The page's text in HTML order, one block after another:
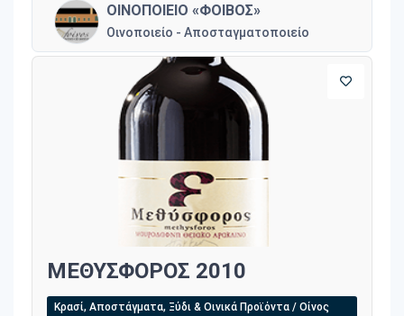
ΟΙΝΟΠΟΙΕΙΟ «ΦΟΙΒΟΣ»
Οινοποιείο - Αποσταγματοποιείο
ΜΕΘΥΣΦΟΡΟΣ 2010
Κρασί, Αποστάγματα, Ξύδι & Οινικά Προϊόντα / Οίνος